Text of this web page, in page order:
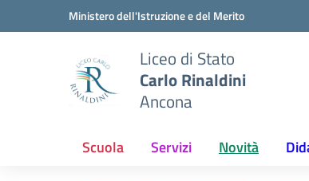
Vai ai contenuti
Vai al menu di navigazioneMinistero dell'Istruzione e del Merito
Liceo di Stato
Carlo Rinaldini
Ancona
Scuola Servizi Novità